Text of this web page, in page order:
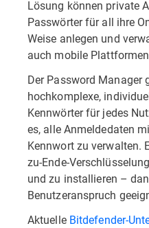
Lösung können private
Passwörter für all ihre
Weise anlegen und
auch mobile
Der Password Manager
hochkomplexe,
Kennwörter für jedes
es, alle Anmeldedaten
Kennwort zu verwalten.
zu-Ende-
und zu installieren –
Benutzeranspruch
Aktuelle Bitdefender-